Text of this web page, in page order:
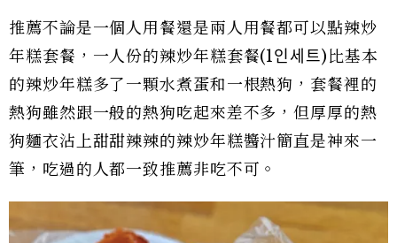
推薦不論是一個人用餐還是兩人用餐都可以點辣炒
年糕套餐，一人份的辣炒年糕套餐(1인세트)比基本
的辣炒年糕多了一顆水煮蛋和一根熱狗，套餐裡的
熱狗雖然跟一般的熱狗吃起來差不多，但厚厚的熱
狗麵衣沾上甜甜辣辣的辣炒年糕醬汁簡直是神來一
筆，吃過的人都一致推薦非吃不可。